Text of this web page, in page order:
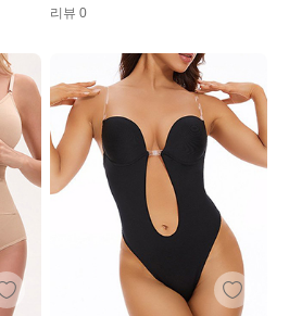
리뷰 0